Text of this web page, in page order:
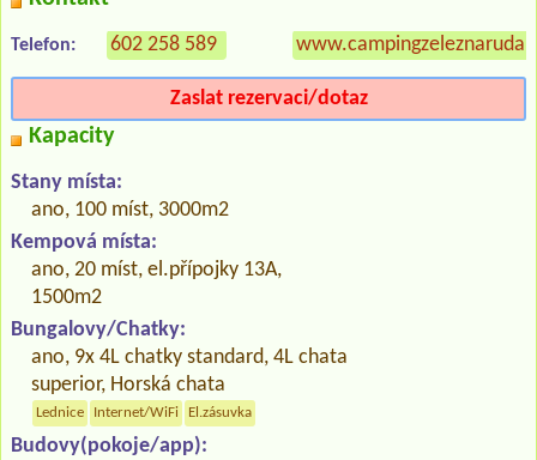
Telefon: 602 258 589
Zaslat rezervaci/dotaz
Kapacity
Stany místa:
ano, 100 míst, 3000m2
Kempová místa:
ano, 20 míst, el.přípojky 13A,
1500m2
Bungalovy/Chatky:
ano, 9x 4L chatky standard, 4L chata
superior, Horská chata
Lednice Internet/WiFi El.zásuvka
Budovy(pokoje/app):